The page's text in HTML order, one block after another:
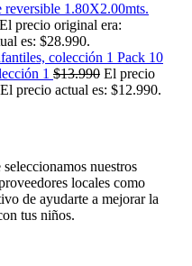
reversible 1.80X2.00mts.
El precio original era:
es: $28.990.
Pack 10
1 $13.990 El precio
El precio actual es: $12.990.
seleccionamos nuestros
locales como
de ayudarte a mejorar la
tus niños.